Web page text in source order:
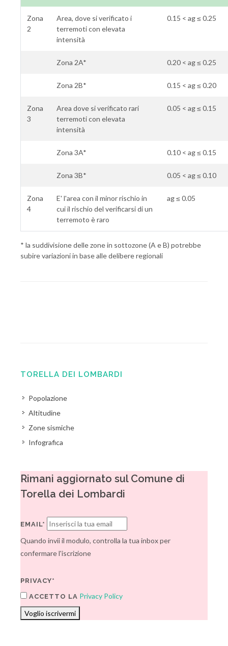
Zona
2
Area, dove si verificato i
terremoti con elevata
intensità
0.15 < ag ≤ 0.25
Zona 2A* 0.20 < ag ≤ 0.25
Zona 2B* 0.15 < ag ≤ 0.20
Zona
3
Area dove si verificato rari
terremoti con elevata
intensità
0.05 < ag ≤ 0.15
Zona 3A* 0.10 < ag ≤ 0.15
Zona 3B* 0.05 < ag ≤ 0.10
Zona
4
E' l'area con il minor rischio in
cui il rischio del verificarsi di un
terremoto è raro
ag ≤ 0.05
* la suddivisione delle zone in sottozone (A e B) potrebbe
subire variazioni in base alle delibere regionali
TORELLA DEI LOMBARDI
Popolazione
Altitudine
Zone sismiche
Infografica
Rimani aggiornato sul Comune di
Torella dei Lombardi
EMAIL*
Quando invii il modulo, controlla la tua inbox per
confermare l'iscrizione
PRIVACY*
ACCETTO LA Privacy Policy
Voglio iscrivermi